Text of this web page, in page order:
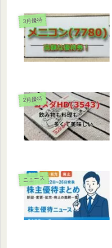
3月優待
2月優待
ニュース